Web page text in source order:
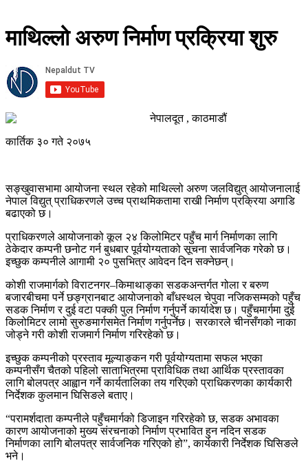
माथिल्लो अरुण निर्माण प्रक्रिया शुरु
नेपालदूत , काठमाडौं
कार्तिक ३० गते २०७५
सङ्खुवासभामा आयोजना स्थल रहेको माथिल्लो अरुण जलविद्युत् आयोजनालाई
नेपाल विद्युत् प्राधिकरणले उच्च प्राथमिकतामा राखी निर्माण प्रक्रिया अगाडि
बढाएको छ।
प्राधिकरणले आयोजनाको कूल २४ किलोमिटर पहुँच मार्ग निर्माणका लागि
ठेकेदार कम्पनी छनोट गर्न बुधबार पूर्वयोग्यताको सूचना सार्वजनिक गरेको छ।
इच्छुक कम्पनीले आगामी २० पुसभित्र आवेदन दिन सक्नेछन्।
कोशी राजमार्गको विराटनगर–किमाथाङ्का सडकअन्तर्गत गोला र बरुण
बजारबीचमा पर्ने छङ्ग्रानबाट आयोजनाको बाँधस्थल चेपुवा नजिकसम्मको पहुँच
सडक निर्माण र दुई वटा पक्की पुल निर्माण गर्नुपर्ने कार्यादेश छ। पहुँचमार्गमा दुई
किलोमिटर लामो सुरुङमार्गसमेत निर्माण गर्नुपर्नेछ। सरकारले चीनसँगको नाका
जोड्ने गरी कोशी राजमार्ग निर्माण गरिरहेको छ।
इच्छुक कम्पनीको प्रस्ताव मूल्याङ्कन गरी पूर्वयोग्यतामा सफल भएका
कम्पनीसँग चैतको पहिलो साताभित्रमा प्राविधिक तथा आर्थिक प्रस्तावका
लागि बोलपत्र आह्वान गर्ने कार्यतालिका तय गरिएको प्राधिकरणका कार्यकारी
निर्देशक कुलमान घिसिङले बताए।
“परामर्शदाता कम्पनीले पहुँचमार्गको डिजाइन गरिरहेको छ, सडक अभावका
कारण आयोजनाको मुख्य संरचनाको निर्माण प्रभावित हुन नदिन सडक
निर्माणका लागि बोलपत्र सार्वजनिक गरिएको हो”, कार्यकारी निर्देशक घिसिङले
भने।